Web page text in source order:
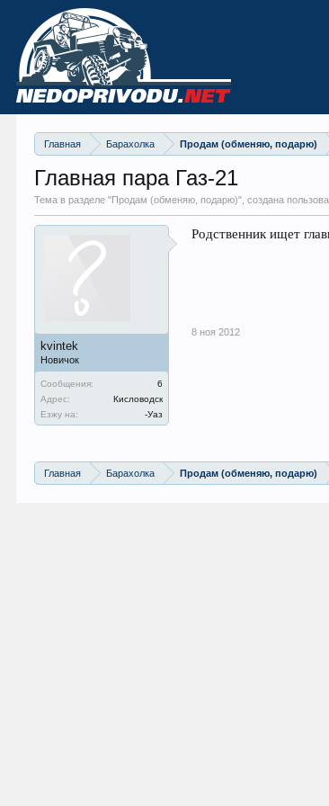
Главная Барахолка Продам (обменяю, подарю)
Главная пара Газ-21
Тема в разделе "Продам (обменяю, подарю)", создана
kvintek
Новичок
Сообщения:
6
Адрес:
Кисловодск
Езжу на:
-Уаз
Родственник ищет
8 ноя 2012
Главная Барахолка Продам (обменяю, подарю)